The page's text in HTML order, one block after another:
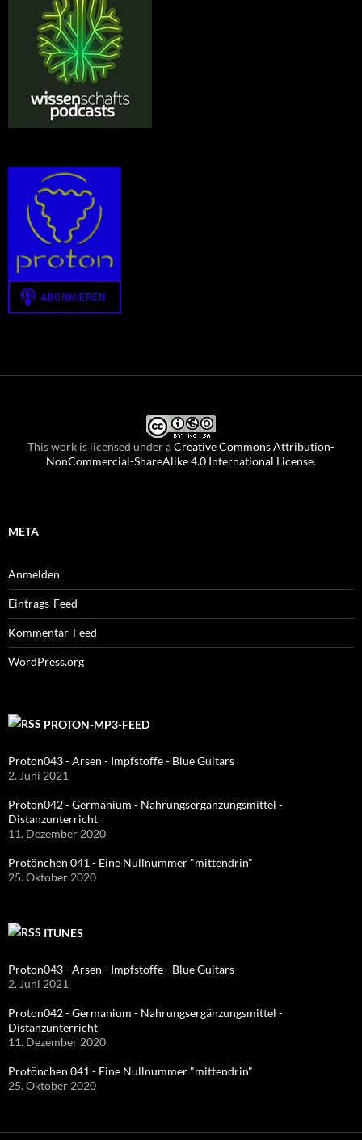
This work is licensed under aCreative Commons Attribution-
NonCommercial-ShareAlike 4.0 International License.
META
Anmelden
Eintrags-Feed
Kommentar-Feed
WordPress.org
PROTON-MP3-FEED
Proton043 - Arsen - Impfstoffe - Blue Guitars
2. Juni 2021
Proton042 - Germanium - Nahrungsergänzungsmittel -
Distanzunterricht
11. Dezember 2020
Protönchen 041 - Eine Nullnummer "mittendrin"
25. Oktober 2020
ITUNES
Proton043 - Arsen - Impfstoffe - Blue Guitars
2. Juni 2021
Proton042 - Germanium - Nahrungsergänzungsmittel -
Distanzunterricht
11. Dezember 2020
Protönchen 041 - Eine Nullnummer "mittendrin"
25. Oktober 2020